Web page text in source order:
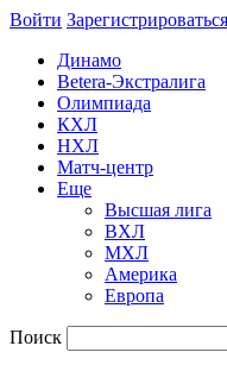
Войти Зарегиcтрироваться
Динамо
Betera-Экстралига
Олимпиада
КХЛ
НХЛ
Матч-центр
Еще
Высшая лига
ВХЛ
МХЛ
Америка
Европа
Поиск